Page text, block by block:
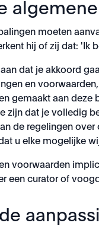
moeten
hij of zij dat:
dat je akkoord
en
gemaakt aan
zijn dat je volledig
de regelingen
u elke mogelijke
voorwaarden
een curator of